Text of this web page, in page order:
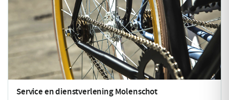
Service en dienstverleningMolenschot